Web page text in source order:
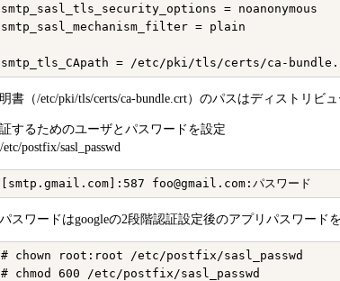
smtp_sasl_tls_security_options = noanonymous
smtp_sasl_mechanism_filter = plain
書（/etc/pki/tls/certs/ca-bundle.crt）のパスはディストリビ
するためのユーザとパスワードを設定
postfix/sasl_passwd
スワードはgoogleの2段階認証設定後のアプリパスワード
# chown root:root /etc/postfix/sasl_passwd
# chmod 600 /etc/postfix/sasl_passwd